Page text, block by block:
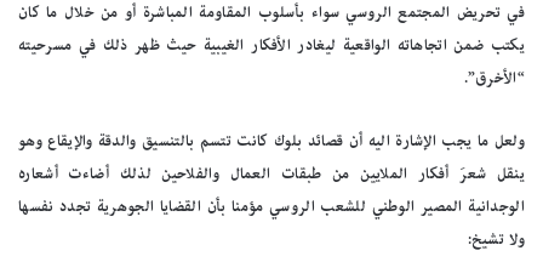
في تحريض المجتمع الروسي سواء بأسلوب المقاومة المباشرة أو من خلال ما كان
يكتب ضمن اتجاهاته الواقعية ليغادر الأفكار الغيبية حيث ظهر ذلك في مسرحيته
“الأخرق”.
ولعل ما يجب الإشارة اليه أن قصائد بلوك كانت تتسم بالتنسيق والدقة والإيقاع وهو
ينقل شعرَ أفكار الملايين من طبقات العمال والفلاحين لذلك أضاءت أشعاره
الوجدانية المصير الوطني للشعب الروسي مؤمنا بأن القضايا الجوهرية تجدد نفسها
ولا تشيخ: